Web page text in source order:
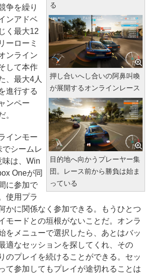
る
押し合いへし合いの阿鼻叫喚
が展開するオンラインレース
目的地へ向かうプレーヤー集
団。レース前から勝負は始ま
っている
争を繰り
ンアドベ
く最大12
ーローミ
ンライン
して本作
、最大4人
進行する
ンペー
。
インモー
でシームレ
味は、Win
Oneが同
に参加で
使用プラ
かに関係なく参加できる。もうひとつ
モードとの垣根がないことだ。オンラ
をメニューで選択したら、あとはバッ
適なセッションを探してくれ、その
のプレイを続けることができる。セッ
て参加してもプレイが途切れることは